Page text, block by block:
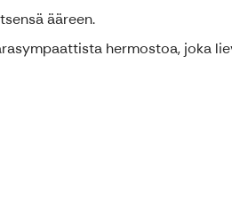
ääreen.
hermostoa, joka